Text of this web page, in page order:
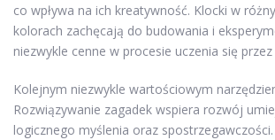
co wpływa na ich kreatywność. Klocki w
kolorach zachęcają do budowania i
niezwykle cenne w procesie uczenia się
Kolejnym niezwykle wartościowym
Rozwiązywanie zagadek wspiera rozwój
logicznego myślenia oraz